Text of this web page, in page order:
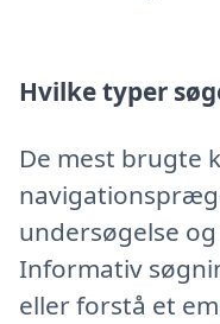
Hvilke typer
De mest brugte
undersøgelse
Informativ
eller forstå et